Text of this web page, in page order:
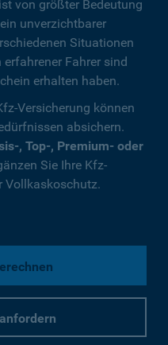
von größter Bedeutung
unverzichtbarer
Situationen
Fahrer sind
erhalten haben.
Versicherung können
absichern.
, Top-, Premium- oder
Sie Ihre Kfz-
Vollkaskoschutz.